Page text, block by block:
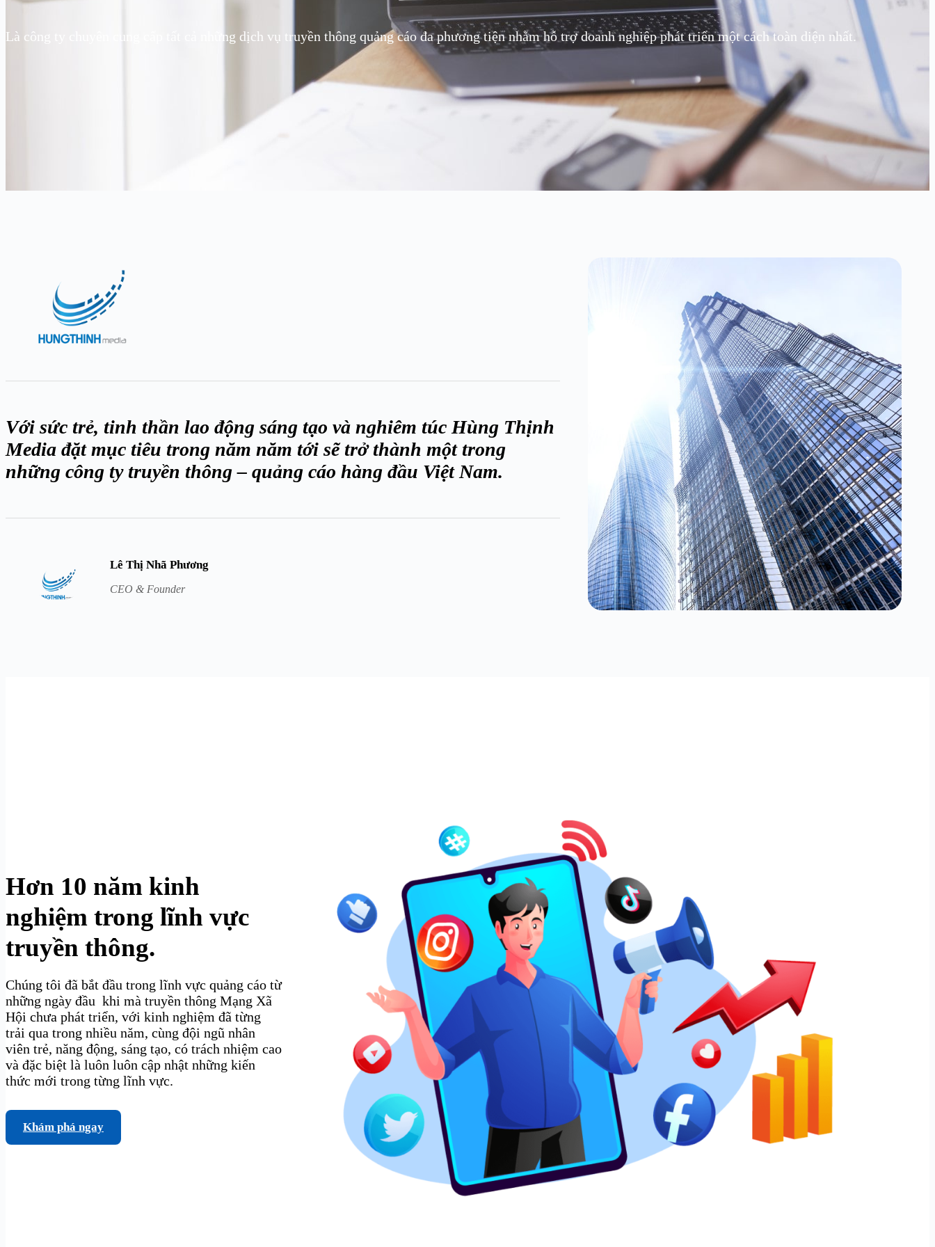
Là công ty chuyên cung cấp tất cả những dịch vụ truyền thông quảng cáo đa phương tiện nhằm hỗ trợ doanh nghiệp phát triển một cách toàn diện nhất.
Với sức trẻ, tinh thần lao động sáng tạo và nghiêm túc Hùng Thịnh
Media đặt mục tiêu trong năm năm tới sẽ trở thành một trong
những công ty truyền thông – quảng cáo hàng đầu Việt Nam.
Lê Thị Nhã Phương
CEO & Founder
Hơn 10 năm kinh
nghiệm trong lĩnh vực
truyền thông.
Chúng tôi đã bắt đầu trong lĩnh vực quảng cáo từ
những ngày đầu khi mà truyền thông Mạng Xã
Hội chưa phát triển, với kinh nghiệm đã từng
trải qua trong nhiều năm, cùng đội ngũ nhân
viên trẻ, năng động, sáng tạo, có trách nhiệm cao
và đặc biệt là luôn luôn cập nhật những kiến
thức mới trong từng lĩnh vực.
Khám phá ngay